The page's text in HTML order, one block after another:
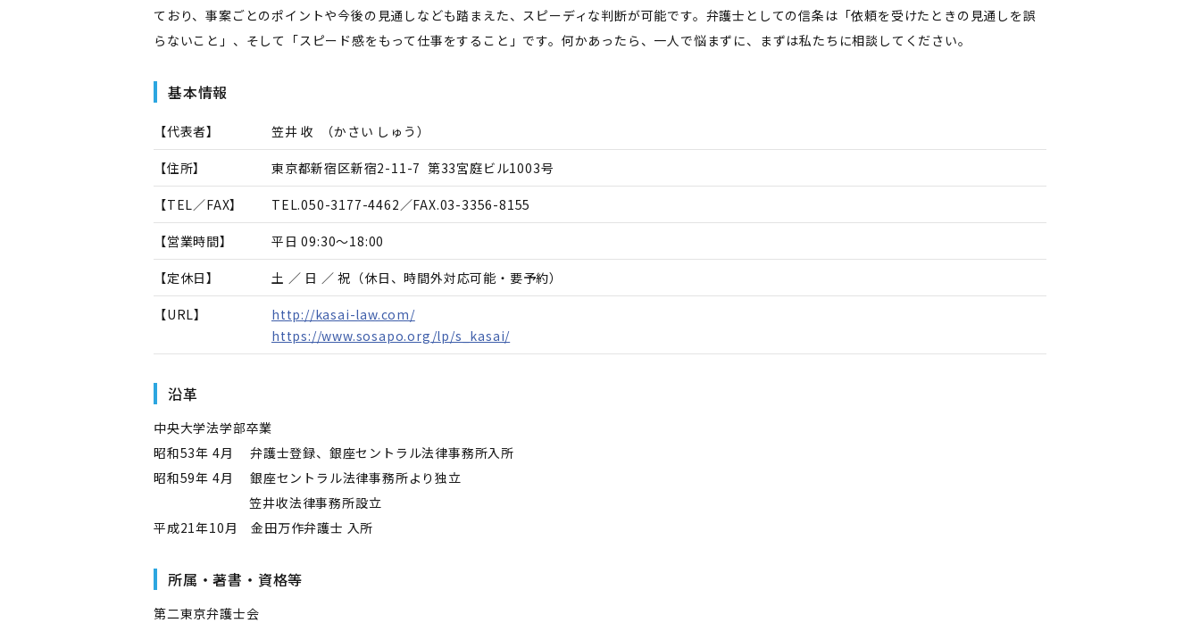
ており、事案ごとのポイントや今後の見通しなども踏まえた、スピーディな判断が可能です。弁護士としての信条は「依頼を受けたときの見通しを誤
らないこと」、そして「スピード感をもって仕事をすること」です。何かあったら、一人で悩まずに、まずは私たちに相談してください。
基本情報
【代表者】 笠井 收 （かさい しゅう）
【住所】 東京都新宿区新宿2-11-7 第33宮庭ビル1003号
【TEL／FAX】 TEL.050-3177-4462／FAX.03-3356-8155
【営業時間】 平日 09:30～18:00
【定休日】 土 ／ 日 ／ 祝（休日、時間外対応可能・要予約）
【URL】
http://kasai-law.com/
https://www.sosapo.org/lp/s_kasai/
沿革
中央大学法学部卒業
昭和53年 4月 弁護士登録、銀座セントラル法律事務所入所
昭和59年 4月 銀座セントラル法律事務所より独立
笠井收法律事務所設立
平成21年10月 金田万作弁護士 入所
所属・著書・資格等
第二東京弁護士会